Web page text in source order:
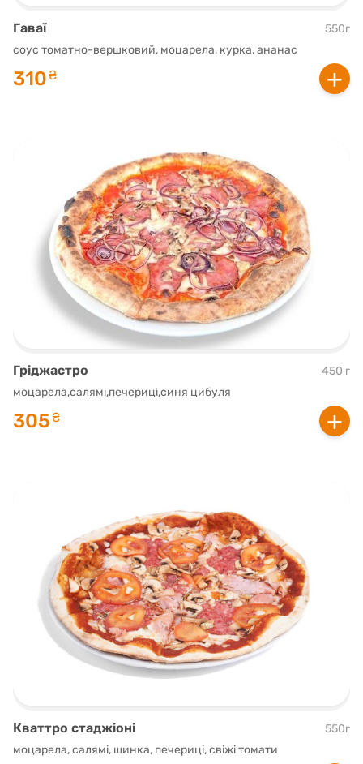
Гаваї
550г
соус томатно-вершковий, моцарела, курка, ананас
310₴ +
Гріджастро
450 г
моцарела,салямі,печериці,синя цибуля
305₴ +
Кваттро стаджіоні
550г
моцарела, салямі, шинка, печериці, свіжі томати